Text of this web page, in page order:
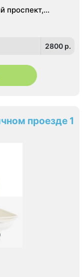
проспект,
2800 p.
проезде 1